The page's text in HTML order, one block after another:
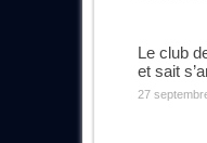
Le club
et sait
27